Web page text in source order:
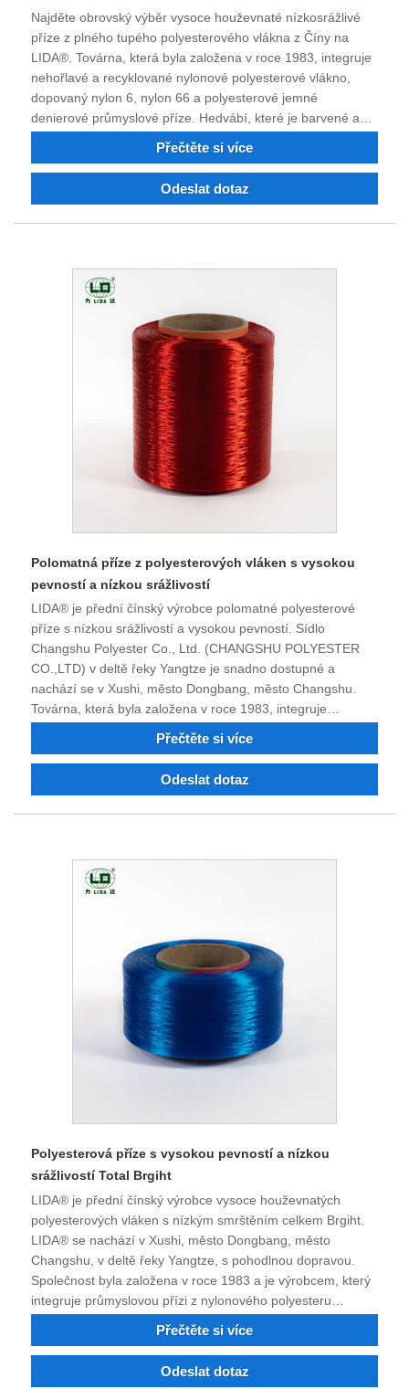
Najděte obrovský výběr vysoce houževnaté nízkosrážlivé
příze z plného tupého polyesterového vlákna z Číny na
LIDA®. Továrna, která byla založena v roce 1983, integruje
nehořlavé a recyklované nylonové polyesterové vlákno,
dopovaný nylon 6, nylon 66 a polyesterové jemné
denierové průmyslové příze. Hedvábí, které je barvené a
čtyřiceti letech nepřízně osudu, technologického pokroku a
zákazníků. Podnik má v současné době silnou technickou
v budoucnu můžeme spolupracovat na vytvoření
oboustranně výhodné situace, a vítáme příležitost být vaším
dlouhodobým partnerem v Číně.
Přečtěte si více
Odeslat dotaz
Polomatná příze z polyesterových vláken s vysokou
pevností a nízkou srážlivostí
LIDA® je přední čínský výrobce polomatné polyesterové
příze s nízkou srážlivostí a vysokou pevností. Sídlo
Changshu Polyester Co., Ltd. (CHANGSHU POLYESTER
CO.,LTD) v deltě řeky Yangtze je snadno dostupné a
nachází se v Xushi, město Dongbang, město Changshu.
Továrna, která byla založena v roce 1983, integruje
nehořlavé a recyklované nylonové polyesterové vlákno,
dopovaný nylon 6, nylon 66 a polyesterové jemné
vyrobené z polyesterového nylonu, je možné zakoupit. Po
pracovní sílu, prvotřídní nástroje, kompletní sadu
testovacích zařízení, trvale vysoce kvalitní produkty, solidní
oboustranně výhodné situace, a vítáme příležitost být vaším
dlouhodobým partnerem v Číně.
Přečtěte si více
Odeslat dotaz
Polyesterová příze s vysokou pevností a nízkou
srážlivostí Total Brgiht
LIDA® je přední čínský výrobce vysoce houževnatých
polyesterových vláken s nízkým smrštěním celkem Brgiht.
LIDA® se nachází v Xushi, město Dongbang, město
Changshu, v deltě řeky Yangtze, s pohodlnou dopravou.
Společnost byla založena v roce 1983 a je výrobcem, který
integruje průmyslovou přízi z nylonového polyesteru
polyesterového průmyslového vlákna, nehořlavého a
si objednat polyesterové nylonové průmyslové vlákno, příze
Přečtěte si více
Odeslat dotaz